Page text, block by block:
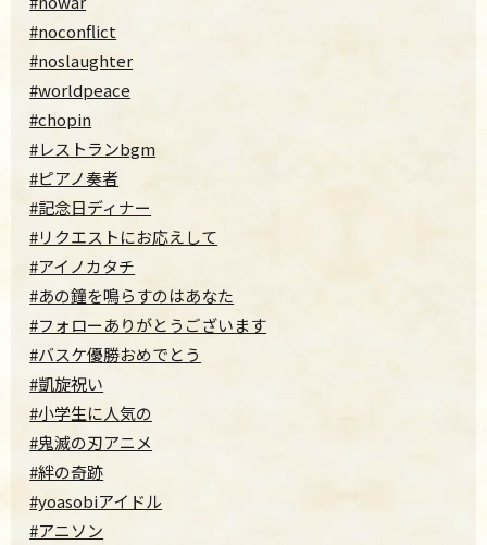
#noconflict
#noslaughter
#worldpeace
#chopin
#レストランbgm
#ピアノ奏者
#記念日ディナー
#リクエストにお応えして
#アイノカタチ
#あの鐘を鳴らすのはあなた
#フォローありがとうございます
#バスケ優勝おめでとう
#凱旋祝い
#小学生に人気の
#鬼滅の刃アニメ
#絆の奇跡
#yoasobiアイドル
#アニソン